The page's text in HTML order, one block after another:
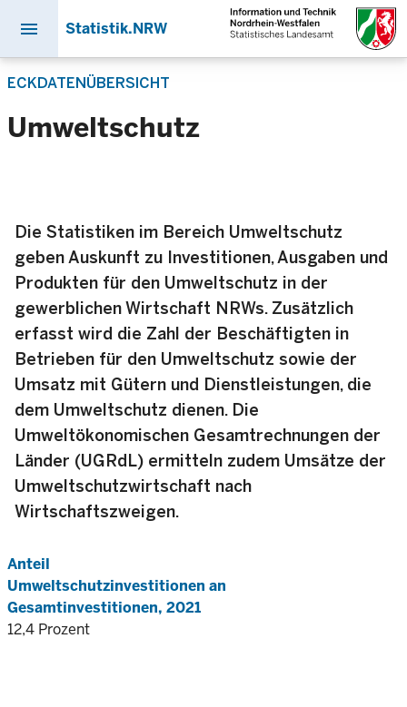
zum
menu Statistik.NRW
ECKDATENÜBERSICHT
Umweltschutz
Die Statistiken im Bereich Umweltschutz
geben Auskunft zu Investitionen, Ausgaben und
Produkten für den Umweltschutz in der
gewerblichen Wirtschaft NRWs. Zusätzlich
erfasst wird die Zahl der Beschäftigten in
Betrieben für den Umweltschutz sowie der
Umsatz mit Gütern und Dienstleistungen, die
dem Umweltschutz dienen. Die
Umweltökonomischen Gesamtrechnungen der
Länder (UGRdL) ermitteln zudem Umsätze der
Umweltschutzwirtschaft nach
Wirtschaftszweigen.
Anteil
Umweltschutzinvestitionen an
Gesamtinvestitionen, 2021
12,4 Prozent